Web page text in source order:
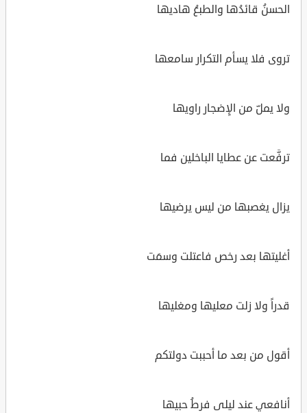
الحسنُ قائدُها والطبعُ هاديها
تروى فلا يسأم التكرار سامعها
ولا يملّ من الإِضجار راويها
ترفَّعت عن عطايا الباخلين فما
يزال يغصبها من ليس يرضيها
أغليتها بعد رخص فاعتلت وسمَت
قدراً ولا زلت معليها ومغليها
أقول من بعد ما أحببت دولتكم
أنافعي عند ليلى فرطُ حبيها